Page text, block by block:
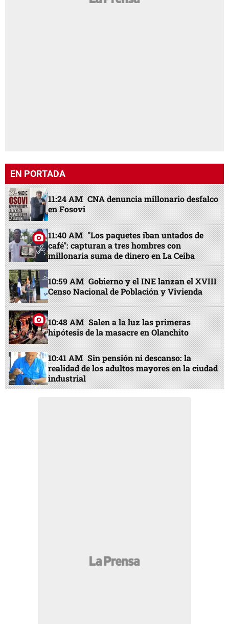
EN PORTADA
11:24 AM CNA denuncia millonario desfalco
en Fosovi
11:40 AM "Los paquetes iban untados de
café": capturan a tres hombres con
millonaria suma de dinero en La Ceiba
10:59 AM Gobierno y el INE lanzan el XVIII
Censo Nacional de Población y Vivienda
10:48 AM Salen a la luz las primeras
hipótesis de la masacre en Olanchito
10:41 AM Sin pensión ni descanso: la
realidad de los adultos mayores en la ciudad
industrial